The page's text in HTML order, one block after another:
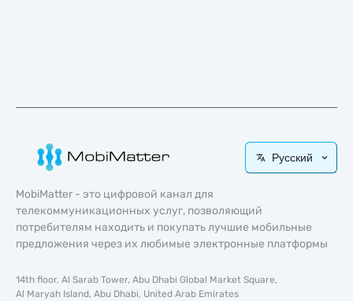
Русский
MobiMatter - это цифровой канал для
телекоммуникационных услуг, позволяющий
потребителям находить и покупать лучшие мобильные
предложения через их любимые электронные платформы
14th floor, Al Sarab Tower, Abu Dhabi Global Market Square,
Al Maryah Island, Abu Dhabi, United Arab Emirates